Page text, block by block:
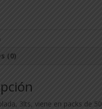
(0)
3lts, viene en packs de 50